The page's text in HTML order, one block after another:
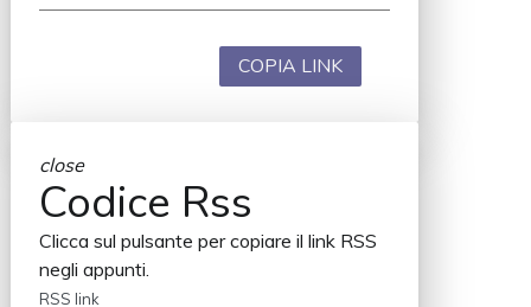
COPIA LINK
close
Codice Rss
Clicca sul pulsante per copiare il link RSS
negli appunti.
RSS link